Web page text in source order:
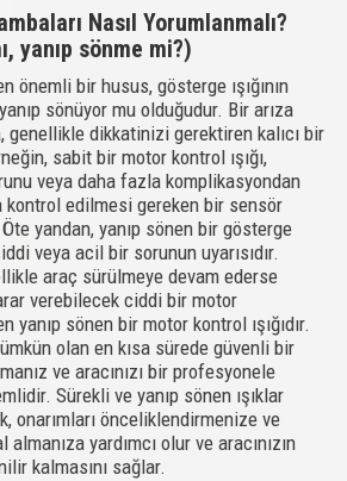
Nasıl Yorumlanmalı?
yanıp sönme mi?)
önemli bir husus, gösterge ışığının
sönüyor mu olduğudur. Bir arıza
genellikle dikkatinizi gerektiren kalıcı bir
sabit bir motor kontrol ışığı,
veya daha fazla komplikasyondan
kontrol edilmesi gereken bir sensör
yandan, yanıp sönen bir gösterge
veya acil bir sorunun uyarısıdır.
araç sürülmeye devam ederse
verebilecek ciddi bir motor
sönen bir motor kontrol ışığıdır.
olan en kısa sürede güvenli bir
ve aracınızı bir profesyonele
Sürekli ve yanıp sönen ışıklar
onarımları önceliklendirmenize ve
yardımcı olur ve aracınızın
kalmasını sağlar.